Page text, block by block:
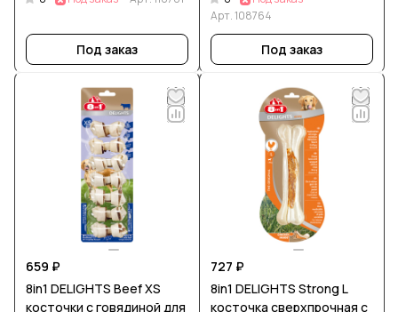
14,5 см
Под заказ
Арт.108764
Под заказ
659 ₽
8in1 DELIGHTS Beef XS
косточки с говядиной для
727 ₽
8in1 DELIGHTS Strong L
косточка сверхпрочная с